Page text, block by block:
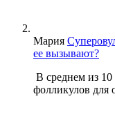
Мария
ее вызывают?
В среднем из
фолликулов для